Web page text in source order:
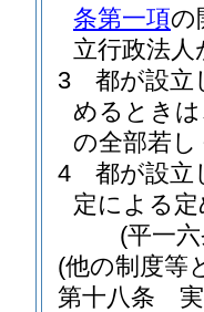
条第一項の
立行政法
3
都が設立
めるとき
の全部若
4
都が設立
定による
(平一
(他の制度等
第十八条